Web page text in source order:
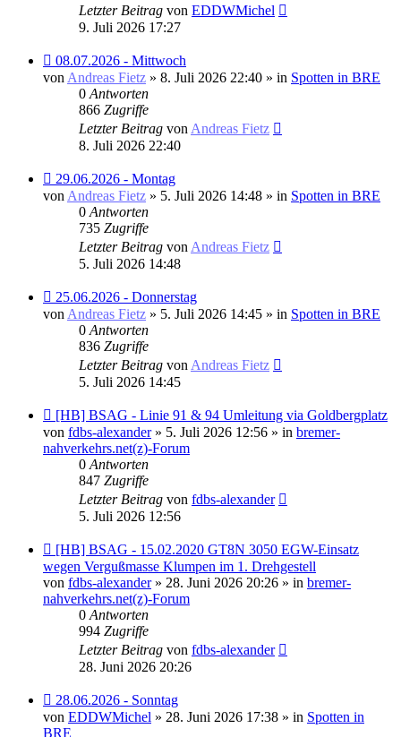
Letzter Beitrag von EDDWMichel
9. Juli 2026 17:27
Neuer
Beitrag
08.07.2026 - Mittwoch
von Andreas Fietz » 8. Juli 2026 22:40 » in Spotten in BRE
0 Antworten
866 Zugriffe
Letzter Beitrag von Andreas Fietz
8. Juli 2026 22:40
Neuer
Beitrag
29.06.2026 - Montag
von Andreas Fietz » 5. Juli 2026 14:48 » in Spotten in BRE
0 Antworten
735 Zugriffe
Letzter Beitrag von Andreas Fietz
5. Juli 2026 14:48
Neuer
Beitrag
25.06.2026 - Donnerstag
von Andreas Fietz » 5. Juli 2026 14:45 » in Spotten in BRE
0 Antworten
836 Zugriffe
Letzter Beitrag von Andreas Fietz
5. Juli 2026 14:45
Neuer
Beitrag
[HB] BSAG - Linie 91 & 94 Umleitung via Goldbergplatz
von fdbs-alexander» 5. Juli 2026 12:56 » in bremer-
nahverkehrs.net(z)-Forum
0 Antworten
847 Zugriffe
Letzter Beitrag von fdbs-alexander
5. Juli 2026 12:56
Neuer
Beitrag
[HB] BSAG - 15.02.2020 GT8N 3050 EGW-Einsatz
wegen Vergußmasse Klumpen im 1. Drehgestell
von fdbs-alexander» 28. Juni 2026 20:26 » in bremer-
nahverkehrs.net(z)-Forum
0 Antworten
994 Zugriffe
Letzter Beitrag von fdbs-alexander
28. Juni 2026 20:26
Neuer
Beitrag
28.06.2026 - Sonntag
von EDDWMichel » 28. Juni 2026 17:38 » in Spotten in
BRE